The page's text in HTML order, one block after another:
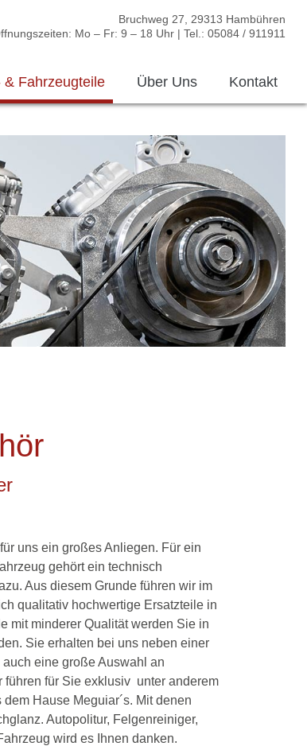
Bruchweg 27, 29313 Hambühren
Mo – Fr: 9 – 18 Uhr | Tel.: 05084 / 911911
& Fahrzeugteile Über Uns Kontakt
uns ein großes Anliegen. Für ein
gehört ein technisch
Aus diesem Grunde führen wir im
qualitativ hochwertige Ersatzteile in
mit minderer Qualität werden Sie in
Sie erhalten bei uns neben einer
eine große Auswahl an
führen für Sie exklusiv unter anderem
Hause Meguiar´s. Mit denen
Autopolitur, Felgenreiniger,
wird es Ihnen danken.